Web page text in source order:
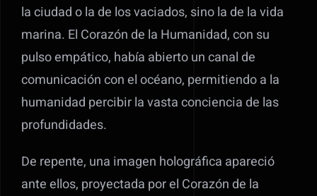
la ciudad o la de los vaciados, sino la de la vida
marina. El Corazón de la Humanidad, con su
pulso empático, había abierto un canal de
comunicación con el océano, permitiendo a la
humanidad percibir la vasta conciencia de las
profundidades.
De repente, una imagen holográfica apareció
ante ellos, proyectada por el Corazón de la